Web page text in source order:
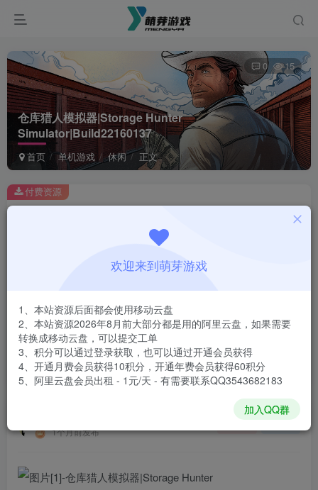
仓库猎人模拟器|Storage Hunter
Simulator|Build22160137
首页 单机游戏 休闲 正文
0 15
此内容为付费资源，请付费后查看
￥1
免费
登录购买
安装包大小
游戏本体大小
12.73 GB
付费资源
1个月前发布
欢迎来到萌芽游戏
1、本站资源后面都会使用移动云盘
2、本站资源2026年8月前大部分都是用的阿里云盘，如果需要
转换成移动云盘，可以提交工单
3、积分可以通过登录获取，也可以通过开通会员获得
4、开通月费会员获得10积分，开通年费会员获得60积分
5、阿里云盘会员出租 - 1元/天 - 有需要联系QQ3543682183
加入QQ群